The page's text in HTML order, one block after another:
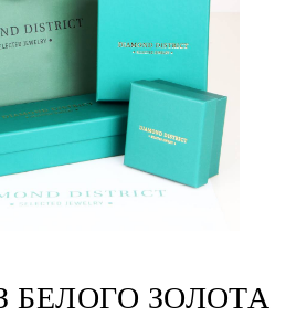
БЕЛОГО ЗОЛОТА